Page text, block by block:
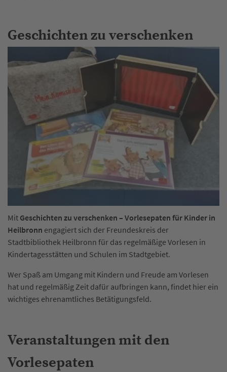
Geschichten zu verschenken
Mit Geschichten zu verschenken – Vorlesepaten für Kinder in
Heilbronn engagiert sich der Freundeskreis der
Stadtbibliothek Heilbronn für das regelmäßige Vorlesen in
Kindertagesstätten und Schulen im Stadtgebiet.
Wer Spaß am Umgang mit Kindern und Freude am Vorlesen
hat und regelmäßig Zeit dafür aufbringen kann, findet hier ein
wichtiges ehrenamtliches Betätigungsfeld.
Veranstaltungen mit den
Vorlesepaten